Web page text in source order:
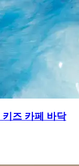
즈 카페 바닥